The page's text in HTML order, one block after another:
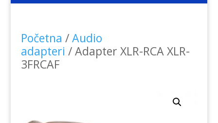
Početna /Audio
adapteri / Adapter XLR-RCA XLR-
3FRCAF